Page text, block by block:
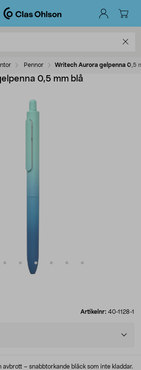
Pennor Writech Aurora gelpenna 0,5
0,5 mm blå
Artikelnr: 40-1128-1
avbrott – snabbtorkande bläck som inte kladdar.